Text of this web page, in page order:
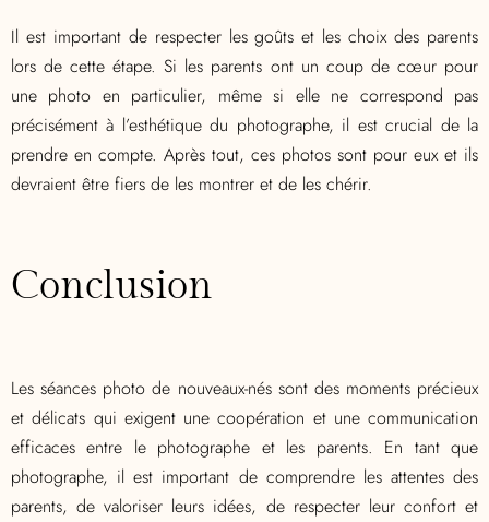
Il est important de respecter les goûts et les choix des parents
lors de cette étape. Si les parents ont un coup de cœur pour
une photo en particulier, même si elle ne correspond pas
précisément à l’esthétique du photographe, il est crucial de la
prendre en compte. Après tout, ces photos sont pour eux et ils
devraient être fiers de les montrer et de les chérir.
Conclusion
Les séances photo de nouveaux-nés sont des moments précieux
et délicats qui exigent une coopération et une communication
efficaces entre le photographe et les parents. En tant que
photographe, il est important de comprendre les attentes des
parents, de valoriser leurs idées, de respecter leur confort et